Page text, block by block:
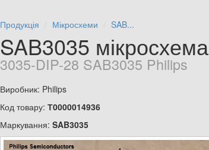
Продукція Мікросхеми SAB...
SAB3035 мікросхема
3035-DIP-28 SAB3035 Philips
Виробник: Philips
Код товару: Т0000014936
Маркування: SAB3035